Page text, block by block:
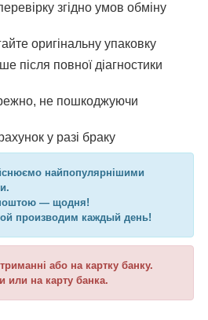
згідно умов обміну
оригінальну упаковку
після повної діагностики
не пошкоджуючи
у разі браку
найпопулярнішими
— щодня!
производим каждый день!
або на картку банку.
или на карту банка.